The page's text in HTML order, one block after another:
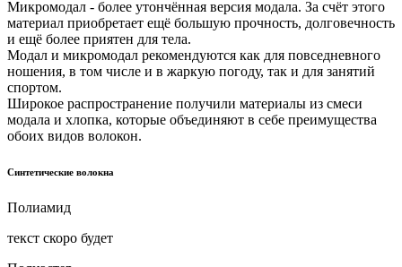
Микромодал - более утончённая версия модала. За счёт этого
материал приобретает ещё большую прочность, долговечность
и ещё более приятен для тела.
Модал и микромодал рекомендуются как для повседневного
ношения, в том числе и в жаркую погоду, так и для занятий
спортом.
Широкое распространение получили материалы из смеси
модала и хлопка, которые объединяют в себе преимущества
обоих видов волокон.
Синтетические волокна
Полиамид
текст скоро будет